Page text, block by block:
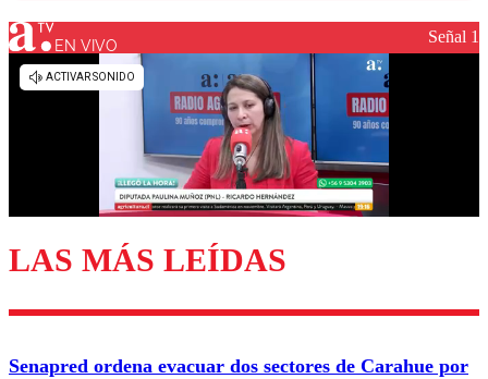
Los comentarios son moderados para garantizar un
diálogo respetuoso.
Enviar comentario
EN VIVO Señal 1
LAS MÁS LEÍDAS
Senapred ordena evacuar dos sectores de Carahue por